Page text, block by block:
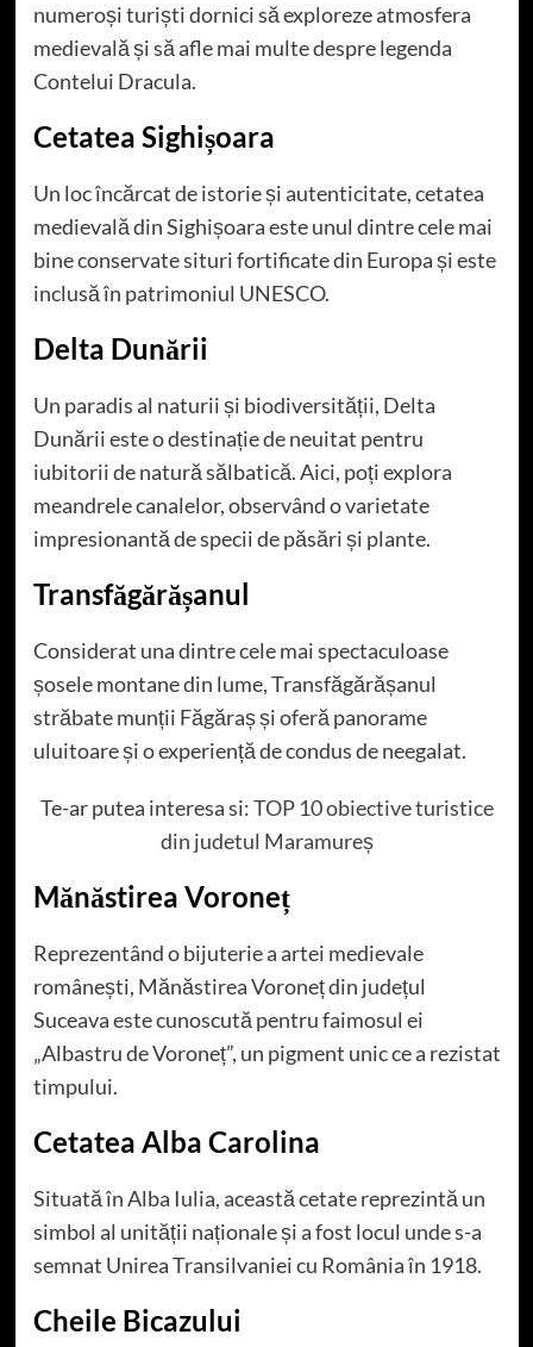
numeroși turiști dornici să exploreze atmosfera
medievală și să afle mai multe despre legenda
Contelui Dracula.
Cetatea Sighișoara
Un loc încărcat de istorie și autenticitate, cetatea
medievală din Sighișoara este unul dintre cele mai
bine conservate situri fortificate din Europa și este
inclusă în patrimoniul UNESCO.
Delta Dunării
Un paradis al naturii și biodiversității, Delta
Dunării este o destinație de neuitat pentru
iubitorii de natură sălbatică. Aici, poți explora
meandrele canalelor, observând o varietate
impresionantă de specii de păsări și plante.
Transfăgărășanul
Considerat una dintre cele mai spectaculoase
șosele montane din lume, Transfăgărășanul
străbate munții Făgăraș și oferă panorame
uluitoare și o experiență de condus de neegalat.
Te-ar putea interesa si:TOP 10 obiective turistice
din judetul Maramureș
Mănăstirea Voroneț
Reprezentând o bijuterie a artei medievale
românești, Mănăstirea Voroneț din județul
Suceava este cunoscută pentru faimosul ei
„Albastru de Voroneț”, un pigment unic ce a rezistat
timpului.
Cetatea Alba Carolina
Situată în Alba Iulia, această cetate reprezintă un
simbol al unității naționale și a fost locul unde s-a
semnat Unirea Transilvaniei cu România în 1918.
Cheile Bicazului